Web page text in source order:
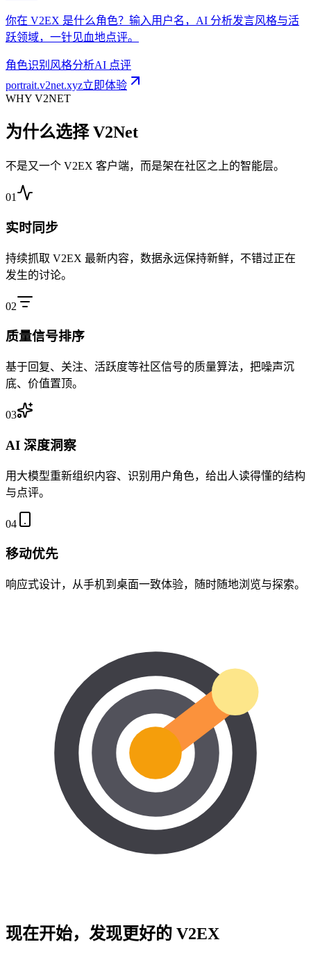
你在 V2EX 是什么角色？输入用户名，AI 分析发言风格与活
跃领域，一针见血地点评。
角色识别 风格分析AI 点评
portrait.v2net.xyz立即体验
WHY V2NET
为什么选择 V2Net
不是又一个 V2EX 客户端，而是架在社区之上的智能层。
01
实时同步
持续抓取 V2EX 最新内容，数据永远保持新鲜，不错过正在
发生的讨论。
02
质量信号排序
基于回复、关注、活跃度等社区信号的质量算法，把噪声沉
底、价值置顶。
03
AI 深度洞察
用大模型重新组织内容、识别用户角色，给出人读得懂的结构
与点评。
04
移动优先
响应式设计，从手机到桌面一致体验，随时随地浏览与探索。
现在开始，发现更好的 V2EX